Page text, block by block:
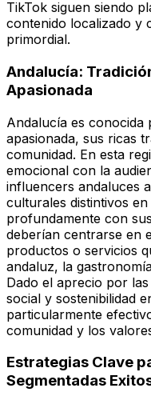
TikTok siguen siendo
contenido localizado y
primordial.
Andalucía:
Apasionada
Andalucía es
apasionada, sus ricas
comunidad. En esta
emocional con la
influencers andaluces
culturales distintivos
profundamente con
deberían centrarse en
productos o servicios
andaluz, la
Dado el aprecio por
social y sostenibilidad
particularmente
comunidad y los
Estrategias Clave
Segmentadas